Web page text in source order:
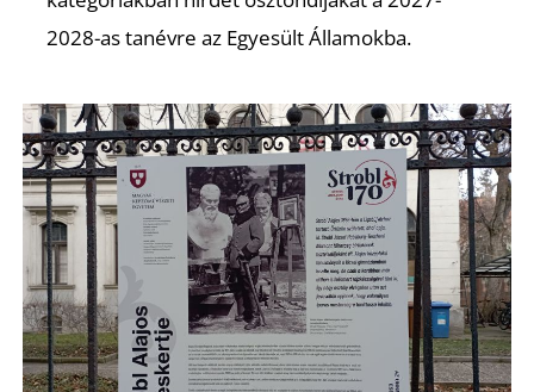
2028-as tanévre az Egyesült Államokba.